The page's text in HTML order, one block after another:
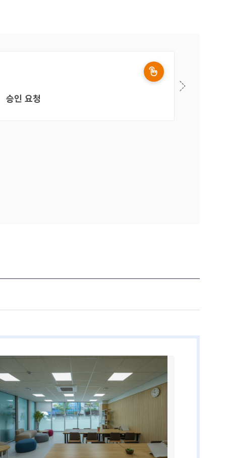
승인 요청